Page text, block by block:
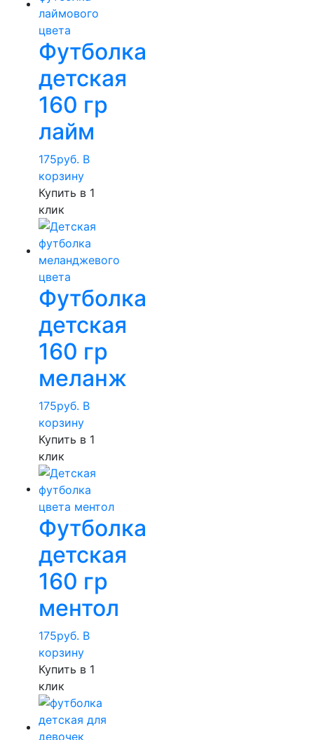
Футболка
детская
160 гр
лайм
175руб. В
корзину
Купить в 1
клик
Футболка
детская
160 гр
меланж
175руб. В
корзину
Купить в 1
клик
Футболка
детская
160 гр
ментол
175руб. В
корзину
Купить в 1
клик